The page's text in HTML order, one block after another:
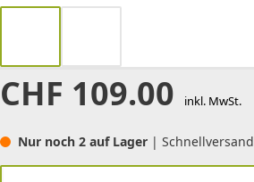
CHF 109.00 inkl. MwSt.
Nur noch 2 auf Lager | Schnellversand